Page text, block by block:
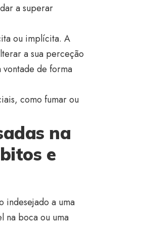
a superar
ou implícita. A
a sua perceção
vontade de forma
como fumar ou
na
e
indesejado a uma
na boca ou uma